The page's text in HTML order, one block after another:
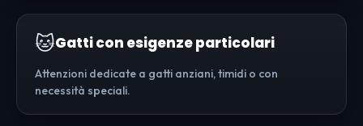
🐱Gatti con esigenze particolari
Attenzioni dedicate a gatti anziani, timidi o con
necessità speciali.